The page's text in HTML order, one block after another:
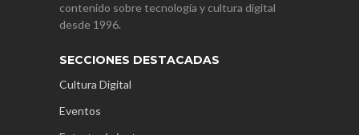
contenido sobre tecnología y cultura digital
desde 1996.
SECCIONES DESTACADAS
Cultura Digital
Eventos